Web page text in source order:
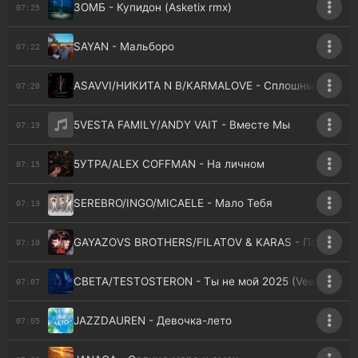
07:25 ЗОМБ - Купидон (Asketix rmx)
07:22 SAYAN - Мальборо
07:20 ASAVVI/НИКИТА N B/KARMALOVE - Сплошные
07:19 5VESTA FAMILY/ANDY VAIT - Вместе Мы
07:15 5УТРА/ALEX COFFMAN - На личном
07:13 SEREBRO/INGO/MICAELE - Мало Тебя
07:10 GAYAZOVS BROTHERS/FILATOV & KARAS - Пошла
07:07 СВЕТА/TESTOSTERON - Ты не мой 2025 (Vee-Tal
07:05 JAZZDAUREN - Девочка-лето